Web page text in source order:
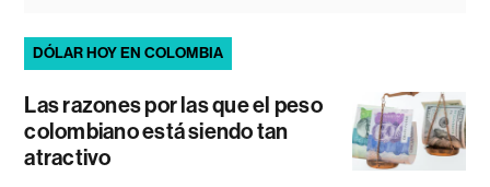
DÓLAR HOY EN COLOMBIA
Las razones por las que el peso
colombiano está siendo tan
atractivo